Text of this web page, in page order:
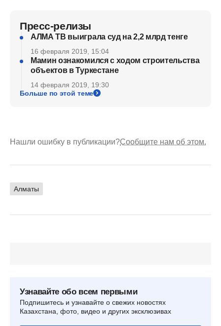
Пресс-релизы
АЛМА ТВ выиграла суд на 2,2 млрд тенге
16 февраля 2019, 15:04
Мамин ознакомился с ходом строительства
объектов в Туркестане
14 февраля 2019, 19:30
Больше по этой теме
Нашли ошибку в публикации?Сообщите нам об этом.
Алматы
Узнавайте обо всем первыми
Подпишитесь и узнавайте о свежих новостях
Казахстана, фото, видео и других эксклюзивах